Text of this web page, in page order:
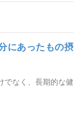
にあったもの摂
でなく、長期的な健